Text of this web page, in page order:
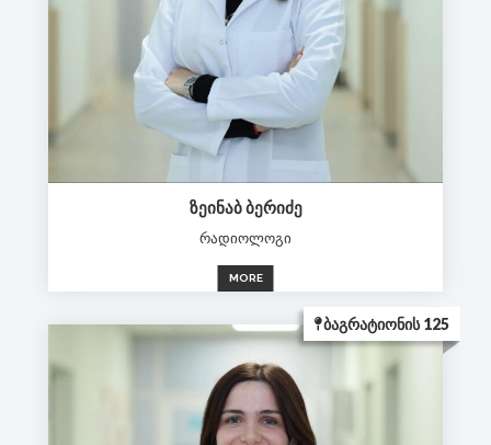
ᲖᲔᲘᲜᲐᲑ ᲑᲔᲠᲘᲫᲔ
რადიოლოგი
MORE
ᲑᲐᲒᲠᲐᲢᲘᲝᲜᲘᲡ 125